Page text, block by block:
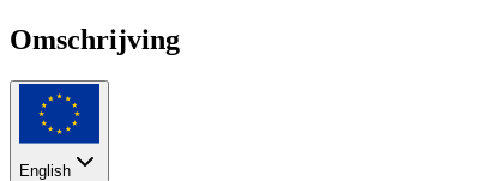
Omschrijving
English